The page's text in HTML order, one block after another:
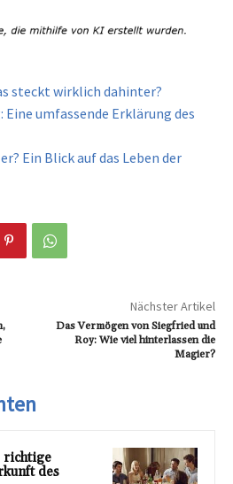
steckt wirklich dahinter?
umfassende Erklärung des
Ein Blick auf das Leben der
Nächster Artikel
Das Vermögen von Siegfried und
Roy: Wie viel hinterlassen die
Magier?
richtige
des